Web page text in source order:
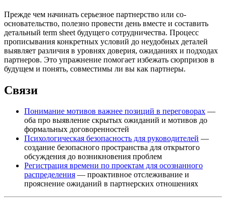
Прежде чем начинать серьезное партнерство или со-
основательство, полезно провести день вместе и составить
детальный term sheet будущего сотрудничества. Процесс
прописывания конкретных условий до неудобных деталей
выявляет различия в уровнях доверия, ожиданиях и подходах
партнеров. Это упражнение помогает избежать сюрпризов в
будущем и понять, совместимы ли вы как партнеры.
Связи
Понимание мотивов важнее позиций в переговорах —
оба про выявление скрытых ожиданий и мотивов до
формальных договоренностей
Психологическая безопасность для руководителей —
создание безопасного пространства для открытого
обсуждения до возникновения проблем
Регистрация времени по проектам для осознанного
распределения — проактивное отслеживание и
прояснение ожиданий в партнерских отношениях